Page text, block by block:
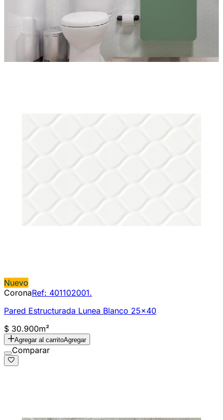
Nuevo
CoronaRef: 401102001.
Pared Estructurada Lunea Blanco 25x40
$ 30.900m²
Agregar al carritoAgregar
Comparar